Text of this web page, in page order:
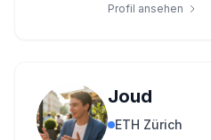
Profil ansehen
Joud
ETH Zürich